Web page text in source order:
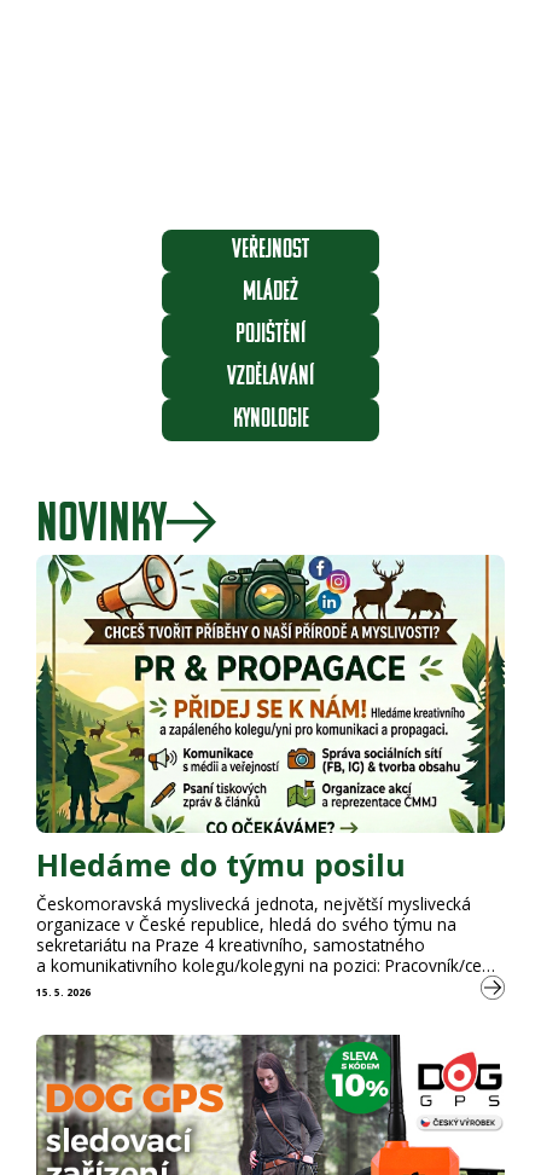
Veřejnost
Jak získat lovecký lístek
Mládež
Zlatá srnčí trofej
POJIŠTĚNÍ
Členství v ČMMJ
VZDĚLÁVÁNÍ
Semináře online
KYNOLOGIE
NOVINKY
Hledáme do týmu posilu
15. 5. 2026
Českomoravská myslivecká jednota, největší myslivecká
organizace v České republice, hledá do svého týmu na
sekretariátu na Praze 4 kreativního, samostatného
a komunikativního kolegu/kolegyni na pozici: Pracovník/ce
oddělení PR a propagace Náplň práce Co od Vás
očekáváme? Co Vám nabízíme? Nástup: Možný ihned nebo
Nabídky zasílejte do 15.6.2026 Máte-li o pozici zájem,
zašlete svůj strukturovaný …